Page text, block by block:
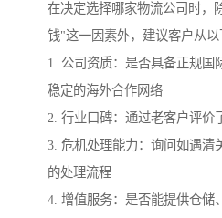
在决定选择哪家物流公司时，
钱"这一因素外，建议客户从以
1. 公司资质：是否具备正规国
稳定的海外合作网络
2. 行业口碑：通过老客户评价
3. 危机处理能力：询问如遇清
的处理流程
4. 增值服务：是否能提供仓储